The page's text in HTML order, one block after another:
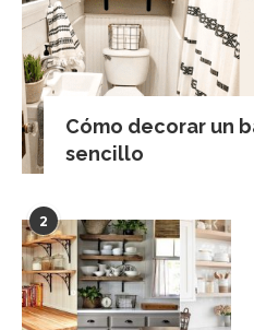
Cómo decorar un
sencillo
2